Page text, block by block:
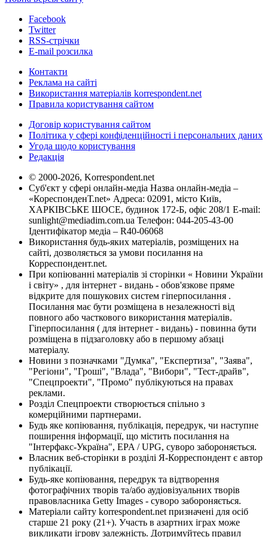
Facebook
Twitter
RSS-стрічки
E-mail розсилка
Контакти
Реклама на сайті
Використання матеріалів korrespondent.net
Правила користування сайтом
Договір користування сайтом
Політика у сфері конфіденційності і персональних даних
Угода щодо користування
Редакція
© 2000-2026, Korrespondent.net
Суб'єкт у сфері онлайн-медіа Назва онлайн-медіа –
«КореспонденТ.net» Адреса: 02091, місто Київ,
ХАРКІВСЬКЕ ШОСЕ, будинок 172-Б, офіс 208/1 E-mail:
sunlight@mediadim.com.ua Телефон: 044-205-43-00
Ідентифікатор медіа – R40-06068
Використання будь-яких матеріалів, розміщених на
сайті, дозволяється за умови посилання на
Корреспондент.net.
При копіюванні матеріалів зі сторінки « Новини України
і світу» , для інтернет - видань - обов'язкове пряме
відкрите для пошукових систем гіперпосилання .
Посилання має бути розміщена в незалежності від
повного або часткового використання матеріалів.
Гіперпосилання ( для інтернет - видань) - повинна бути
розміщена в підзаголовку або в першому абзаці
матеріалу.
Новини з позначками "Думка", "Експертиза", "Заява",
"Регіони", "Гроші", "Влада", "Вибори", "Тест-драйв",
"Спецпроекти", "Промо" публікуються на правах
реклами.
Розділ Спецпроекти створюється спільно з
комерційними партнерами.
Будь яке копіювання, публікація, передрук, чи наступне
поширення інформації, що містить посилання на
"Інтерфакс-Україна", EPA / UPG, суворо забороняється.
Власник веб-сторінки в розділі Я-Корреспондент є автор
публікації.
Будь-яке копіювання, передрук та відтворення
фотографічних творів та/або аудіовізуальних творів
правовласника Getty Images - суворо забороняється.
Матеріали сайту korrespondent.net призначені для осіб
старше 21 року (21+). Участь в азартних іграх може
викликати ігрову залежність. Дотримуйтесь правил